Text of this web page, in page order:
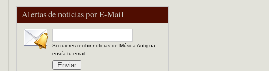
Alertas de noticias por E-Mail
Si quieres recibir noticias de Música Antigua,
envía tu email.